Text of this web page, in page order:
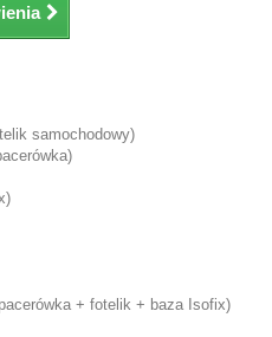
samochodowy)
+ fotelik + baza Isofix)